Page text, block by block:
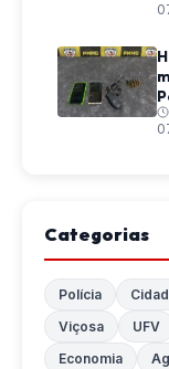
Categorias
Polícia
Viçosa
UFV
Economia